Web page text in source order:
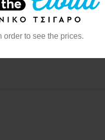
order to see the prices.